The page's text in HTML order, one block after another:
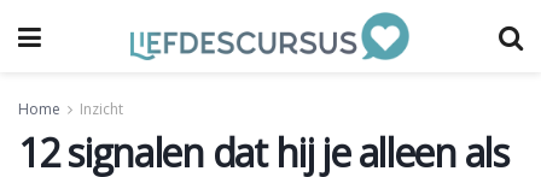
Home Inzicht
12 signalen dat hij je alleen als